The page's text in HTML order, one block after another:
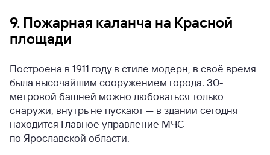
9. Пожарная каланча на Красной
площади
Построена в 1911 году в стиле модерн, в своё время
была высочайшим сооружением города. 30-
метровой башней можно любоваться только
снаружи, внутрь не пускают — в здании сегодня
находится Главное управление МЧС
по Ярославской области.